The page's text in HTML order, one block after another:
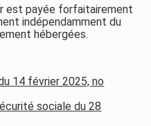
est payée forfaitairement
indépendamment du
hébergées.
14 février 2025, no
sociale du 28